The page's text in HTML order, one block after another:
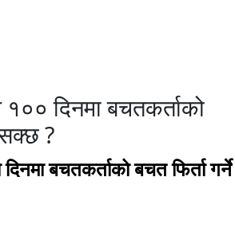
दिनमा बचतकर्ताको
सक्छ ?
बचतकर्ताको बचत फिर्ता गर्ने